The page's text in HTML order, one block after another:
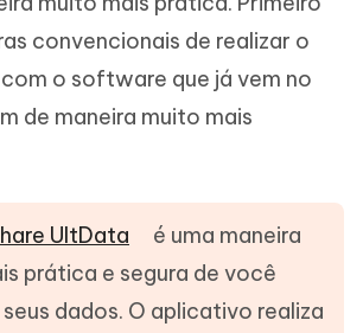
convencionais de realizar o
o software que já vem no
de maneira muito mais
UltData
é uma maneira
prática e segura de você
dados. O aplicativo realiza